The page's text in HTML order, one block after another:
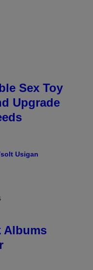
Sex Toy
Upgrade
Usigan
Albums